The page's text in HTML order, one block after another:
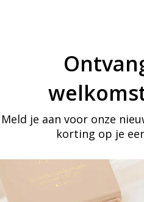
in touch
Meld je aan voor onze
korting op je